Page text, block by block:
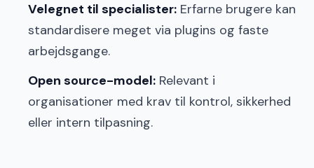
Velegnet til specialister: Erfarne brugere kan
standardisere meget via plugins og faste
arbejdsgange.
Open source-model: Relevant i
organisationer med krav til kontrol, sikkerhed
eller intern tilpasning.